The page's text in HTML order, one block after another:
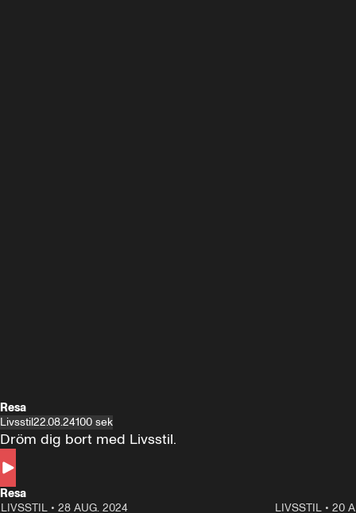
Resa
Livsstil22.08.24100 sek
Dröm dig bort med Livsstil.
Resa
LIVSSTIL • 28 AUG. 2024 LIVSSTIL• 20